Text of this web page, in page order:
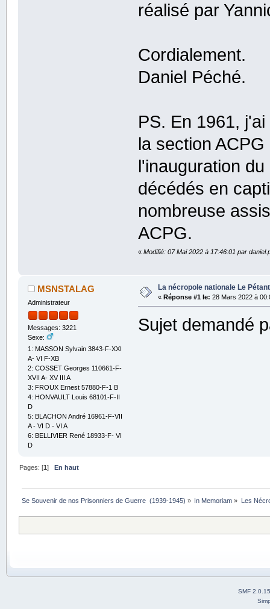
réalisé par
Cordialement.
Daniel Péché.
PS. En 1961,
la section
l'inauguration
décédés en
nombreuse
ACPG.
«Modifié: 07 Mai 2022 à 17:46:01 par
MSNSTALAG
Administrateur
Messages: 3221
Sexe:
1: MASSON Sylvain 3843-F-XXI
A- VI F-XB
2: COSSET Georges 110661-F-
XVII A- XV III A
3: FROUX Ernest 57880-F-1 B
4: HONVAULT Louis 68101-F-II
D
5: BLACHON André 16961-F-VII
A - VI D - VI A
6: BELLIVIER René 18933-F- VI
D
La nécropole nationale Le Pétant
« Réponse #1 le: 28 Mars 2022 à
Sujet demandé
Pages: [1]En haut
Se Souvenir de nos Prisonniers de Guerre  (1939-1945) » In Memoriam » Les
SMF 2.0.15